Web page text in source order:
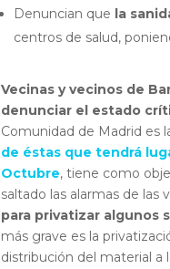
Denuncian que la
centros de salud,
Vecinas y vecinos de
denunciar el estado
Comunidad de Madrid es
de éstas que tendrá
Octubre, tiene como
saltado las alarmas de las
para privatizar algunos
más grave es la
distribución del material a